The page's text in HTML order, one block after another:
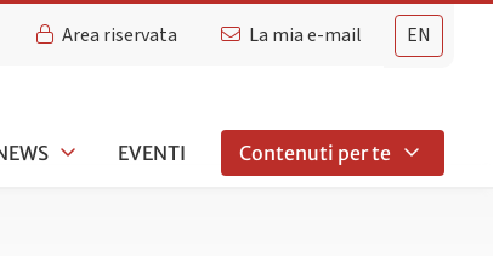
EN
Area riservata La mia e-mail
EVENTI Contenuti per te